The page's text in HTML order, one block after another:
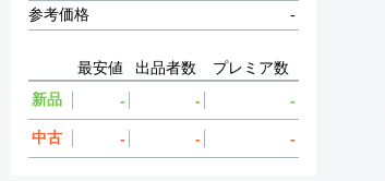
参考価格
-
最安値 出品者数
プレミア数
新品
- - -
中古 - - -